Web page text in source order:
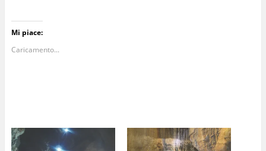
Mi piace:
Caricamento...